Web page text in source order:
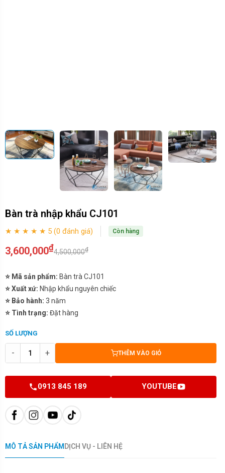
Bàn trà nhập khẩu CJ101
★ ★ ★ ★ ★ 5 (0 đánh giá) Còn hàng
3,600,000₫4,500,000₫
⭐ Mã sản phẩm: Bàn trà CJ101
⭐ Xuất xứ: Nhập khẩu nguyên chiếc
⭐ Bảo hành: 3 năm
⭐ Tình trạng: Đặt hàng
SỐ LƯỢNG
- + THÊM VÀO GIỎ
0913 845 189 YOUTUBE
MÔ TẢ SẢN PHẨM DỊCH VỤ - LIÊN HỆ